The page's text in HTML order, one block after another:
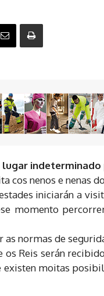
lugar
cos nenos e nenas
iniciarán a
momento
as normas de
os Reis serán
moitas